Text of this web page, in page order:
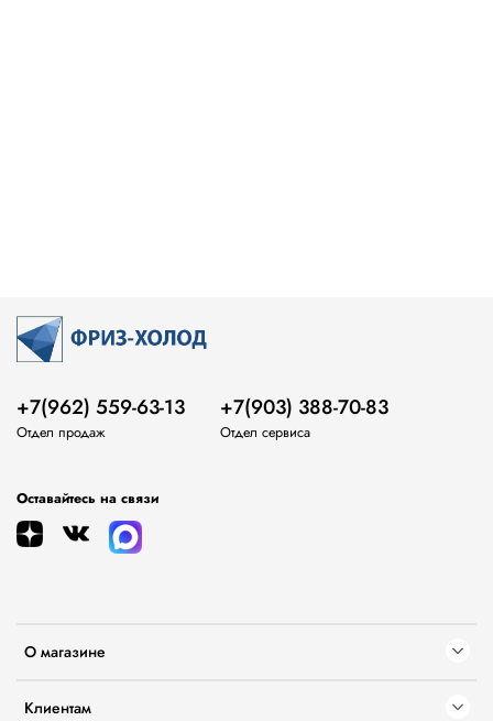
О магазине
Клиентам
+7(962) 559-63-13
Отдел продаж
+7(903) 388-70-83
Отдел сервиса
Оставайтесь на связи